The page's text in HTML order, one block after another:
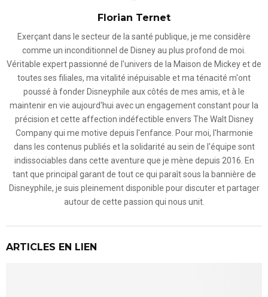
Florian Ternet
Exerçant dans le secteur de la santé publique, je me considère
comme un inconditionnel de Disney au plus profond de moi.
Véritable expert passionné de l'univers de la Maison de Mickey et de
toutes ses filiales, ma vitalité inépuisable et ma ténacité m'ont
poussé à fonder Disneyphile aux côtés de mes amis, et à le
maintenir en vie aujourd'hui avec un engagement constant pour la
précision et cette affection indéfectible envers The Walt Disney
Company qui me motive depuis l'enfance. Pour moi, l'harmonie
dans les contenus publiés et la solidarité au sein de l'équipe sont
indissociables dans cette aventure que je mène depuis 2016. En
tant que principal garant de tout ce qui paraît sous la bannière de
Disneyphile, je suis pleinement disponible pour discuter et partager
autour de cette passion qui nous unit.
ARTICLES EN LIEN